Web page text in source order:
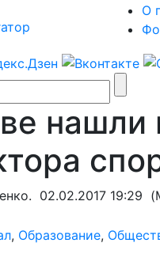
О
02.02.2017 19:29
, Образование,